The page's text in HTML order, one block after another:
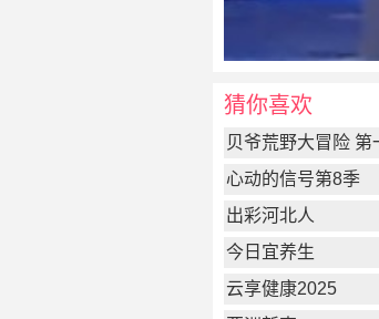
猜你喜欢
贝爷荒野大冒险 第
心动的信号第8季
出彩河北人
今日宜养生
云享健康2025